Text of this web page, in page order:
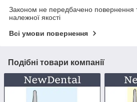
Законом не передбачено повернення
належної якості
Всі умови повернення
Подібні товари компанії